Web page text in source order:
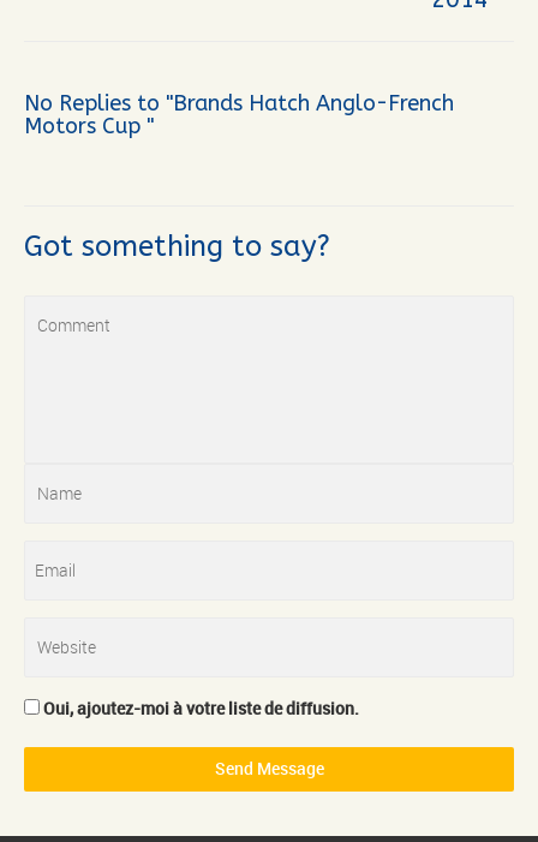
No Replies to "Brands Hatch Anglo-French
Motors Cup "
Got something to say?
Oui, ajoutez-moi à votre liste de diffusion.